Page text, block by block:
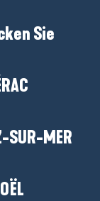
Sie
SUR-MER